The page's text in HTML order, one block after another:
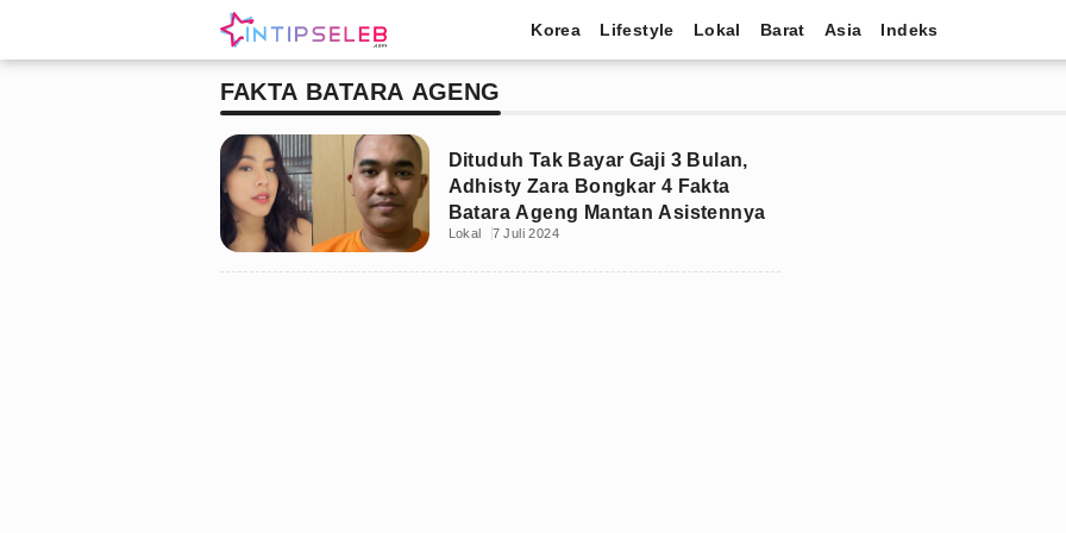
Korea Lifestyle Lokal Barat Asia Indeks
FAKTA BATARA AGENG
Dituduh Tak Bayar Gaji 3 Bulan,
Adhisty Zara Bongkar 4 Fakta
Batara Ageng Mantan Asistennya
Lokal 7 Juli 2024